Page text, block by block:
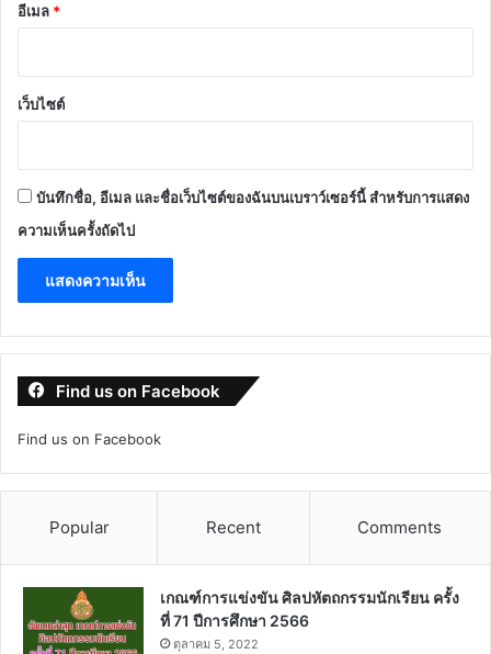
อีเมล *
เว็บไซต์
บันทึกชื่อ, อีเมล และชื่อเว็บไซต์ของฉันบนเบราว์เซอร์นี้ สำหรับการแสดง
ความเห็นครั้งถัดไป
Find us on Facebook
Find us on Facebook
Popular Recent Comments
เกณฑ์การแข่งขัน ศิลปหัตถกรรมนักเรียน ครั้ง
ที่ 71 ปีการศึกษา 2566
ตุลาคม 5, 2022